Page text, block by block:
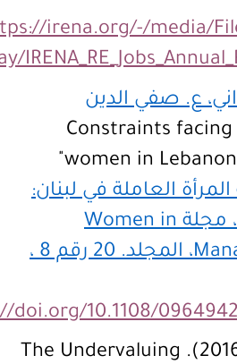
irena.org/-/media/
ع. صفي الدين
Constraints
women in
المرأة العاملة في لبنان:
مجلةWomen in
، المجلد. 20 رقم 8 ،
doi.org/10.1108/
ج. مورفي (أيلول 2016). The Undervaluing